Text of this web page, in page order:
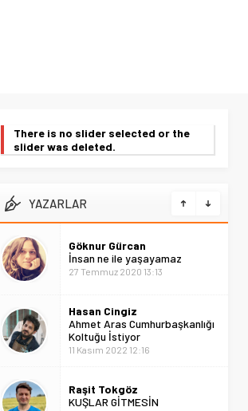
There is no slider selected or the
slider was deleted.
YAZARLAR
Göknur Gürcan
İnsan ne ile yaşayamaz
27 Temmuz 2020 13:13
Hasan Cingiz
Ahmet Aras Cumhurbaşkanlığı
Koltuğu İstiyor
11 Kasım 2022 12:16
Raşit Tokgöz
KUŞLAR GİTMESİN